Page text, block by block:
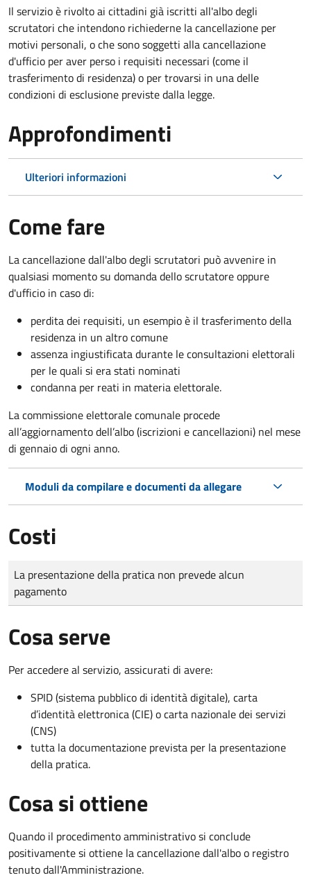
Il servizio è rivolto ai cittadini già iscritti all'albo degli
scrutatori che intendono richiederne la cancellazione per
motivi personali, o che sono soggetti alla cancellazione
d'ufficio per aver perso i requisiti necessari (come il
trasferimento di residenza) o per trovarsi in una delle
condizioni di esclusione previste dalla legge.
Approfondimenti
Ulteriori informazioni
Come fare
La cancellazione dall'albo degli scrutatori può avvenire in
qualsiasi momento su domanda dello scrutatore oppure
d'ufficio in caso di:
perdita dei requisiti, un esempio è il trasferimento della
residenza in un altro comune
assenza ingiustificata durante le consultazioni elettorali
per le quali si era stati nominati
condanna per reati in materia elettorale.
La commissione elettorale comunale procede
all’aggiornamento dell’albo (iscrizioni e cancellazioni) nel mese
di gennaio di ogni anno.
Moduli da compilare e documenti da allegare
Costi
Tipo di pagamento
Importo
La presentazione della pratica non prevede alcun
pagamento
Cosa serve
Per accedere al servizio, assicurati di avere:
SPID (sistema pubblico di identità digitale), carta
d’identità elettronica (CIE) o carta nazionale dei servizi
(CNS)
tutta la documentazione prevista per la presentazione
della pratica.
Cosa si ottiene
Quando il procedimento amministrativo si conclude
positivamente si ottiene la cancellazione dall'albo o registro
tenuto dall'Amministrazione.